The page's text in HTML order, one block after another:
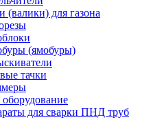
(валики) для газона
(ямобуры)
тачки
для сварки ПНД труб